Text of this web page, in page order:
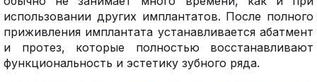
использовании других имплантатов. После полного
приживления имплантата устанавливается абатмент
и протез, которые полностью восстанавливают
функциональность и эстетику зубного ряда.